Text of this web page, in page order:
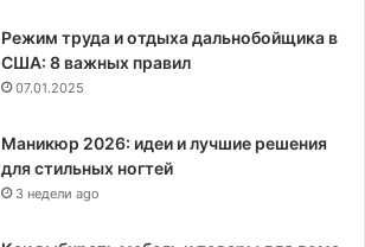
Режим труда и отдыха дальнобойщика в
США: 8 важных правил
07.01.2025
Маникюр 2026: идеи и лучшие решения
для стильных ногтей
3 недели ago